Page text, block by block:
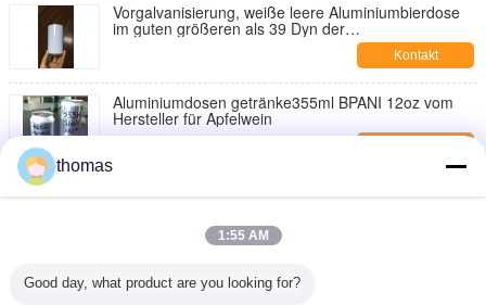
Vorgalvanisierung, weiße leere Aluminiumbierdose
im guten größeren als 39 Dyn der
Kontakt
Aluminiumdosen getränke355ml BPANI 12oz vom
Hersteller für Apfelwein
Doppelte Beschichtung BPA freie kundenspezifische
Aluminium-12 Unze Brite Dosen 202# B64 CDL für
thomas
1:55 AM
Good day, what product are you looking for?